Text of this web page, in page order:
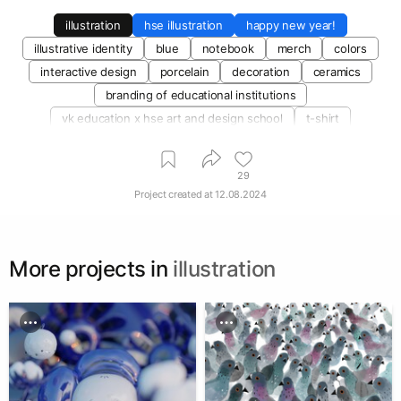
illustration hse illustration
happy new year!
illustrative identity
blue notebook merch
colors
interactive design
porcelain decoration
ceramics
branding of educational institutions
vk education х hse art and design school
t-shirt
29
Project created at12.08.2024
More projects in illustration